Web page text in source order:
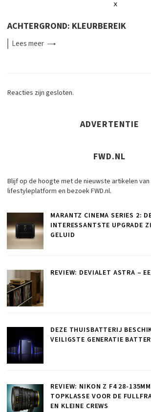
ACHTERGROND: KLEURBEREIK
Leesmeer
Reacties zijn gesloten.
ADVERTENTIE
FWD.NL
Blijf op de hoogte met de nieuwste artikelen van
lifestyleplatform en bezoek FWD.nl.
MARANTZ CINEMA SERIES 2:
INTERESSANTSTE UPGRADE
GELUID
REVIEW: DEVIALET ASTRA –
DEZE THUISBATTERIJ
VEILIGSTE GENERATIE
REVIEW: NIKON Z F4 28-
TOPKLASSE VOOR DE
EN KLEINE CREWS